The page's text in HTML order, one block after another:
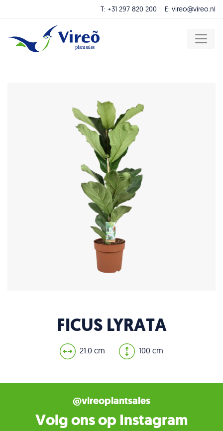
T: +31 297 820 200 E: vireo@vireo.nl
FICUS LYRATA
21.0 cm 100 cm
@vireoplantsales
Volg ons op Instagram